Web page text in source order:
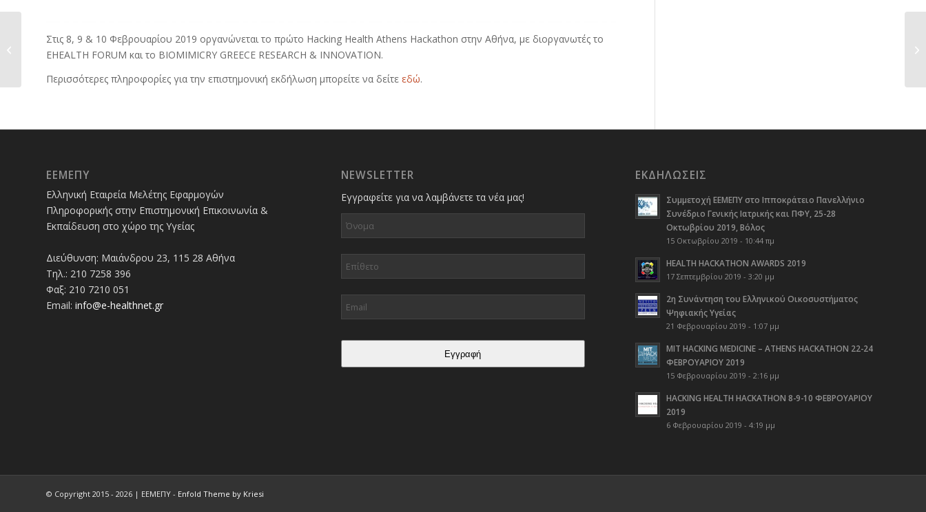
Στις 8, 9 & 10 Φεβρουαρίου 2019 οργανώνεται το πρώτο Hacking Health Athens Hackathon στην Αθήνα, με διοργανωτές το
EHEALTH FORUM και το BIOMIMICRY GREECE RESEARCH & INNOVATION.
Περισσότερες πληροφορίες για την επιστημονική εκδήλωση μπορείτε να δείτε εδώ.
ΕΕΜΕΠΥ
Ελληνική Εταιρεία Μελέτης Εφαρμογών
Πληροφορικής στην Επιστημονική Επικοινωνία &
Εκπαίδευση στο χώρο της Υγείας
Διεύθυνση: Μαιάνδρου 23, 115 28 Αθήνα
Τηλ.: 210 7258 396
Φαξ: 210 7210 051
Email: info@e-healthnet.gr
NEWSLETTER
Εγγραφείτε για να λαμβάνετε τα νέα μας!
Εγγραφή
ΕΚΔΗΛΏΣΕΙΣ
Συμμετοχή ΕΕΜΕΠΥ στο Ιπποκράτειο Πανελλήνιο
Συνέδριο Γενικής Ιατρικής και ΠΦΥ, 25-28
Οκτωβρίου 2019, Βόλος
15 Οκτωβρίου 2019 - 10:44 πμ
HEALTH HACKATHON AWARDS 2019
17 Σεπτεμβρίου 2019 - 3:20 μμ
2η Συνάντηση του Ελληνικού Οικοσυστήματος
Ψηφιακής Υγείας
21 Φεβρουαρίου 2019 - 1:07 μμ
MIT HACKING MEDICINE – ATHENS HACKATHON 22-24
ΦΕΒΡΟΥΑΡΙΟΥ 2019
15 Φεβρουαρίου 2019 - 2:16 μμ
HACKING HEALTH HACKATHON 8-9-10 ΦΕΒΡΟΥΑΡΙΟΥ
2019
6 Φεβρουαρίου 2019 - 4:19 μμ
© Copyright 2015 - 2026 | ΕΕΜΕΠΥ - Enfold Theme by Kriesi
Συμμετοχή ΕΕΜΕΠΥ στο 28ο
Πανελλήνιο Επιστημονικό...